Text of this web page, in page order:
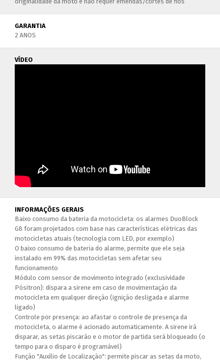
GARANTIA
2 ANOS
VÍDEO
INFORMAÇÕES GERAIS
Baixo consumo da bateria da motocicleta: os alarmes DuoBlock
G8 foram projetados com base nas características elétricas das
motocicletas atuais (tecnologia com LED, por exemplo)
O baixo consumo de bateria do alarme, permite que ele seja
instalado em 99% das motocicletas sem afetar seu
funcionamento
Módulo com sensor de movimento integrado (exclusividade
Pósitron): dispara a sirene em caso de movimentação da
motocicleta em qualquer direção (ignição desligada e alarme
ligado)
Controle por presença: ao afastar o controle de presença da
motocicleta, o alarme é acionado automaticamente. A sirene irá
disparar, as setas piscarão e o motor de partida será bloqueado (o
tempo para o disparo é programável)
Função "Auxílio de Localização": permite piscar as setas da moto,